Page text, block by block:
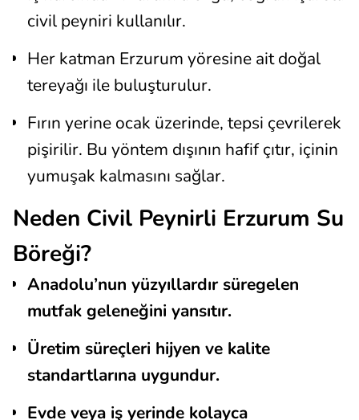
civil peyniri kullanılır.
Her katman Erzurum yöresine ait doğal
tereyağı ile buluşturulur.
Fırın yerine ocak üzerinde, tepsi çevrilerek
pişirilir. Bu yöntem dışının hafif çıtır, içinin
yumuşak kalmasını sağlar.
Neden Civil Peynirli Erzurum Su
Böreği?
Anadolu’nun yüzyıllardır süregelen
mutfak geleneğini yansıtır.
Üretim süreçleri hijyen ve kalite
standartlarına uygundur.
Evde veya iş yerinde kolayca